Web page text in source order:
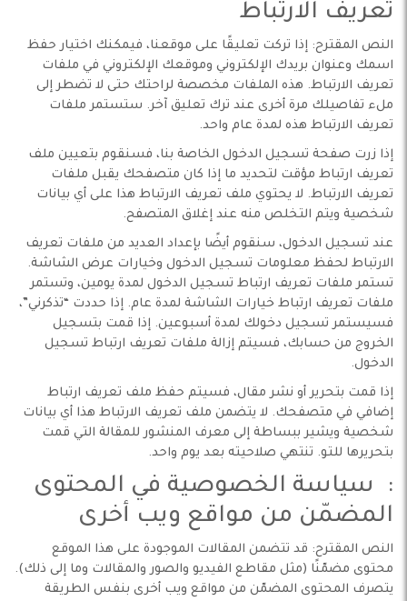
تعريف الارتباط
النص المقترح: إذا تركت تعليقًا على موقعنا، فيمكنك اختيار حفظ
اسمك وعنوان بريدك الإلكتروني وموقعك الإلكتروني في ملفات
تعريف الارتباط. هذه الملفات مخصصة لراحتك حتى لا تضطر إلى
ملء تفاصيلك مرة أخرى عند ترك تعليق آخر. ستستمر ملفات
تعريف الارتباط هذه لمدة عام واحد.
إذا زرت صفحة تسجيل الدخول الخاصة بنا، فسنقوم بتعيين ملف
تعريف ارتباط مؤقت لتحديد ما إذا كان متصفحك يقبل ملفات
تعريف الارتباط. لا يحتوي ملف تعريف الارتباط هذا على أي بيانات
شخصية ويتم التخلص منه عند إغلاق المتصفح.
عند تسجيل الدخول، سنقوم أيضًا بإعداد العديد من ملفات تعريف
الارتباط لحفظ معلومات تسجيل الدخول وخيارات عرض الشاشة.
تستمر ملفات تعريف ارتباط تسجيل الدخول لمدة يومين، وتستمر
ملفات تعريف ارتباط خيارات الشاشة لمدة عام. إذا حددت “تذكرني”،
فسيستمر تسجيل دخولك لمدة أسبوعين. إذا قمت بتسجيل
الخروج من حسابك، فسيتم إزالة ملفات تعريف ارتباط تسجيل
الدخول.
إذا قمت بتحرير أو نشر مقال، فسيتم حفظ ملف تعريف ارتباط
إضافي في متصفحك. لا يتضمن ملف تعريف الارتباط هذا أي بيانات
شخصية ويشير ببساطة إلى معرف المنشور للمقالة التي قمت
بتحريرها للتو. تنتهي صلاحيته بعد يوم واحد.
: سياسة الخصوصية في المحتوى
المضمّن من مواقع ويب أخرى
النص المقترح: قد تتضمن المقالات الموجودة على هذا الموقع
محتوى مضمّنًا (مثل مقاطع الفيديو والصور والمقالات وما إلى ذلك).
يتصرف المحتوى المضمّن من مواقع ويب أخرى بنفس الطريقة